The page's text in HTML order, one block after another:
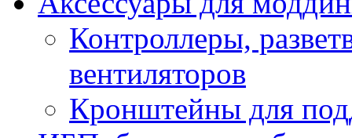
Контроллеры,
вентиляторов
Кронштейны для